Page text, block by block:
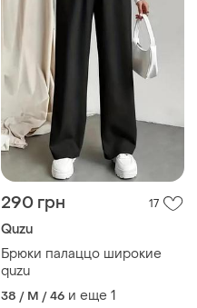
290 грн 17
Quzu
Брюки палаццо широкие
quzu
38 / M / 46 и еще 1